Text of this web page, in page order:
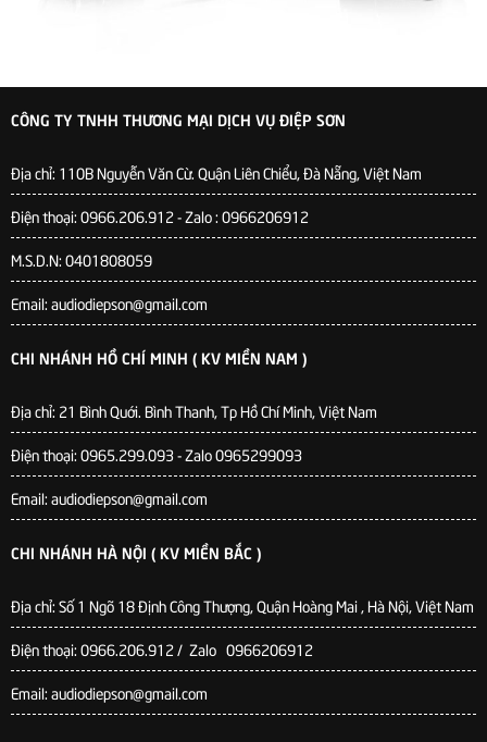
CÔNG TY TNHH THƯƠNG MẠI DỊCH VỤ ĐIỆP SƠN
Địa chỉ: 110B Nguyễn Văn Cừ. Quận Liên Chiểu, Đà Nẵng, Việt Nam
Điện thoại: 0966.206.912 - Zalo : 0966206912
M.S.D.N: 0401808059
Email: audiodiepson@gmail.com
CHI NHÁNH HỒ CHÍ MINH ( KV MIỀN NAM )
Địa chỉ: 21 Bình Quới. Bình Thanh, Tp Hồ Chí Minh, Việt Nam
Điện thoại: 0965.299.093 - Zalo 0965299093
Email: audiodiepson@gmail.com
CHI NHÁNH HÀ NỘI ( KV MIỀN BẮC )
Địa chỉ: Số 1 Ngõ 18 Định Công Thượng, Quận Hoàng Mai , Hà Nội, Việt Nam
Điện thoại: 0966.206.912 / Zalo 0966206912
Email: audiodiepson@gmail.com